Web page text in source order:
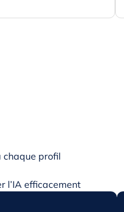
chaque profil
l’IA efficacement